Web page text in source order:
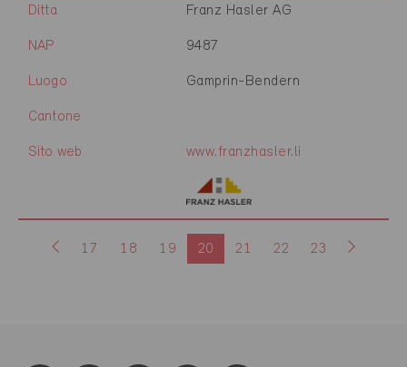
Ditta Franz Hasler AG
NAP 9487
Luogo Gamprin-Bendern
Cantone
Sito web www.franzhasler.li
17 18 19 20 21 22 23